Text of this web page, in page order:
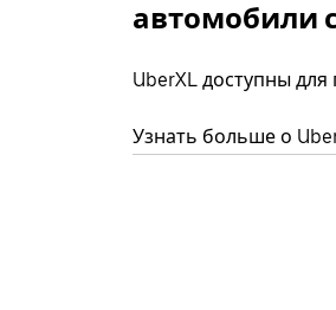
автомобили
UberXL доступны для
Узнать больше о